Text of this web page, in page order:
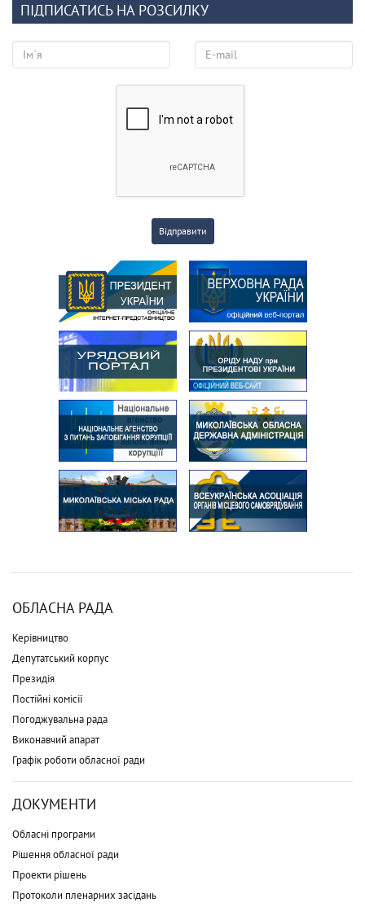
ПІДПИСАТИСЬ НА РОЗСИЛКУ
Відправити
ОБЛАСНА РАДА
Керівництво
Депутатський корпус
Президія
Постійні комісії
Погоджувальна рада
Виконавчий апарат
Графік роботи обласної ради
ДОКУМЕНТИ
Обласні програми
Рішення обласної ради
Проекти рішень
Протоколи пленарних засідань